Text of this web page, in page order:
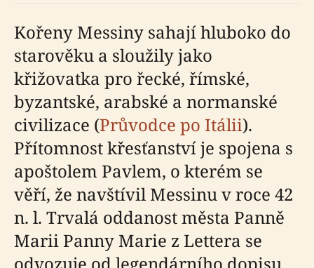
Kořeny Messiny sahají hluboko do
starověku a sloužily jako
křižovatka pro řecké, římské,
byzantské, arabské a normanské
civilizace (Průvodce po Itálii).
Přítomnost křesťanství je spojena s
apoštolem Pavlem, o kterém se
věří, že navštívil Messinu v roce 42
n. l. Trvalá oddanost města Panně
Marii Panny Marie z Lettera se